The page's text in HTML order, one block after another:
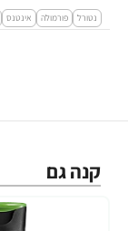
נטורל פורמולה אינטנס
קנה גם